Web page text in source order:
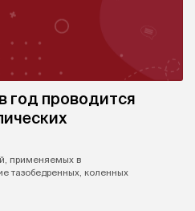
год проводится
применяемых в
тазобедренных, коленных